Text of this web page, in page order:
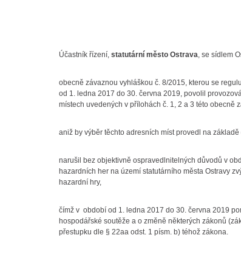
Účastník řízení, statutární město Ostrava, se sídlem
obecně závaznou vyhláškou č. 8/2015, kterou se
od 1. ledna 2017 do 30. června 2019, povolil
místech uvedených v přílohách č. 1, 2 a 3 této obecně
aniž by výběr těchto adresních míst provedl na
narušil bez objektivně ospravedlnitelných důvodů v
hazardních her na území statutárního města Ostravy
hazardní hry,
čímž v období od 1. ledna 2017 do 30. června 2019
hospodářské soutěže a o změně některých zákonů
přestupku dle § 22aa odst. 1 písm. b) téhož zákona.